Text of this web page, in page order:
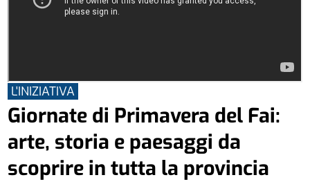
L'INIZIATIVA
Giornate di Primavera del Fai:
arte, storia e paesaggi da
scoprire in tutta la provincia